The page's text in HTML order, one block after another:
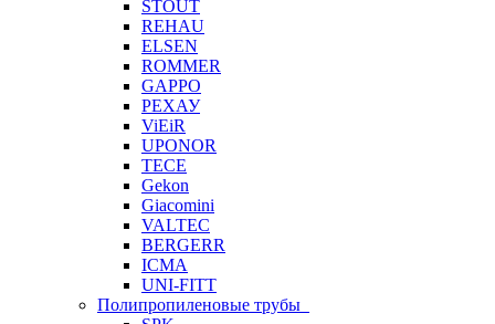
STOUT
REHAU
ELSEN
ROMMER
GAPPO
РЕХАУ
ViEiR
UPONOR
TECE
Gekon
Giacomini
VALTEC
BERGERR
ICMA
UNI-FITT
Полипропиленовые трубы